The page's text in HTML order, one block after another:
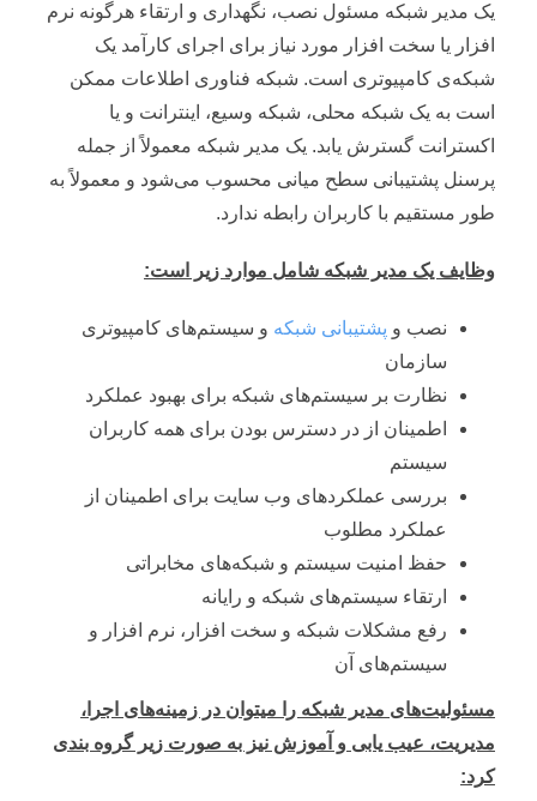
یک مدیر شبکه مسئول نصب، نگهداری و ارتقاء هرگونه نرم
افزار یا سخت افزار مورد نیاز برای اجرای کارآمد یک
شبکه‌ی کامپیوتری است. شبکه فناوری اطلاعات ممکن
است به یک شبکه محلی، شبکه وسیع، اینترانت و یا
اکسترانت گسترش یابد. یک مدیر شبکه معمولاً از جمله
پرسنل پشتیبانی سطح میانی محسوب می‌شود و معمولاً به
طور مستقیم با کاربران رابطه ندارد.
وظایف یک مدیر شبکه شامل موارد زیر است:
نصب و پشتیبانی شبکه و سیستم‌های کامپیوتری
سازمان
نظارت بر سیستم‌های شبکه برای بهبود عملکرد
اطمینان از در دسترس بودن برای همه کاربران
سیستم
بررسی عملکردهای وب سایت برای اطمینان از
عملکرد مطلوب
حفظ امنیت سیستم و شبکه‌های مخابراتی
ارتقاء سیستم‌های شبکه و رایانه
رفع مشکلات شبکه و سخت افزار، نرم افزار و
سیستم‌های آن
مسئولیت‌های مدیر شبکه را میتوان در زمینه‌های اجرا،
مدیریت، عیب یابی و آموزش نیز به صورت زیر گروه بندی
کرد: